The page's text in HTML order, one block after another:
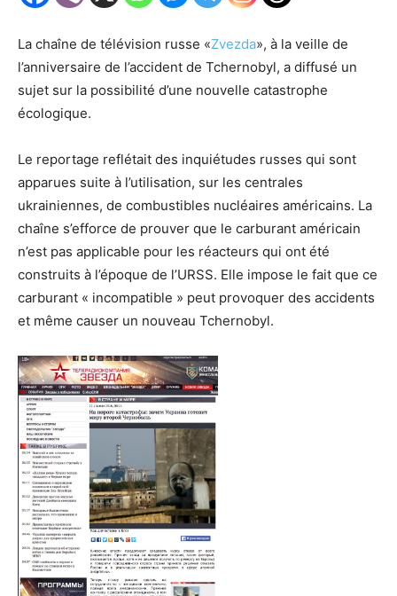
La chaîne de télévision russe «Zvezda», à la veille de
l’anniversaire de l’accident de Tchernobyl, a diffusé un
sujet sur la possibilité d’une nouvelle catastrophe
écologique.
Le reportage reflétait des inquiétudes russes qui sont
apparues suite à l’utilisation, sur les centrales
ukrainiennes, de combustibles nucléaires américains. La
chaîne s’efforce de prouver que le carburant américain
n’est pas applicable pour les réacteurs qui ont été
construits à l’époque de l’URSS. Elle impose le fait que ce
carburant « incompatible » peut provoquer des accidents
et même causer un nouveau Tchernobyl.